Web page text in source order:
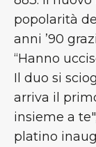
popolarità
anni ’90
“Hanno
Il duo si
arriva il
insieme a
platino